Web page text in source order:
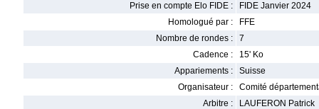
Prise en compte Elo FIDE :
FIDE Janvier 2024
Homologué par :
FFE
Nombre de rondes :
7
Cadence :
15' Ko
Appariements :
Suisse
Organisateur :
Comité
Arbitre :
LAUFERON Patrick